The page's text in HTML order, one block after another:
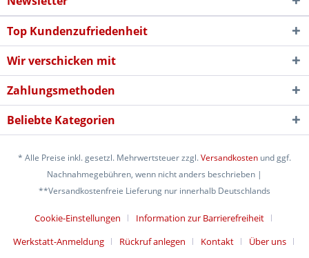
Top Kundenzufriedenheit
Wir verschicken mit
Zahlungsmethoden
Beliebte Kategorien
* Alle Preise inkl. gesetzl. Mehrwertsteuer zzgl.Versandkosten und ggf.
Nachnahmegebühren, wenn nicht anders beschrieben |
**Versandkostenfreie Lieferung nur innerhalb Deutschlands
Cookie-Einstellungen
Information zur Barrierefreiheit
Werkstatt-Anmeldung
Rückruf anlegen Kontakt Über uns